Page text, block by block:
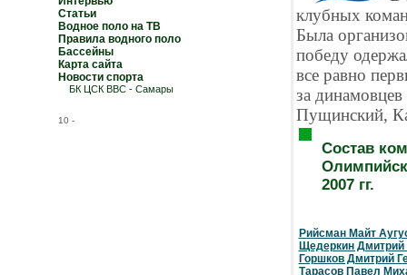
Статьи
Водное поло на ТВ
Правила водного поло
Бассейны
Карта сайта
Новости спорта
БК ЦСК ВВС - Самары
10 -
клубных
Была
победу
все равно
за
Пущинский,
Состав
2007 гг.
Рийсман Майт
Щедеркин Дмитрий
Горшков Дмитрий
Тарасов Павел